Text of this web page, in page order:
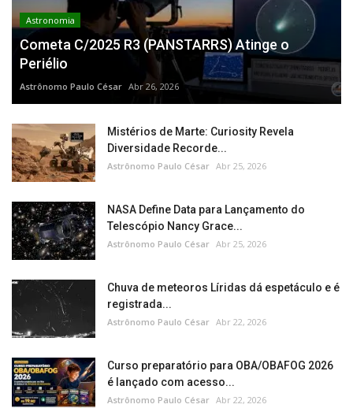
Astronomia
Cometa C/2025 R3 (PANSTARRS) Atinge o
Periélio
Astrônomo Paulo César Abr 26, 2026
Mistérios de Marte: Curiosity Revela
Diversidade Recorde...
Astrônomo Paulo César Abr 25, 2026
NASA Define Data para Lançamento do
Telescópio Nancy Grace...
Astrônomo Paulo César Abr 25, 2026
Chuva de meteoros Líridas dá espetáculo e é
registrada...
Astrônomo Paulo César Abr 22, 2026
Curso preparatório para OBA/OBAFOG 2026
é lançado com acesso...
Astrônomo Paulo César Abr 22, 2026